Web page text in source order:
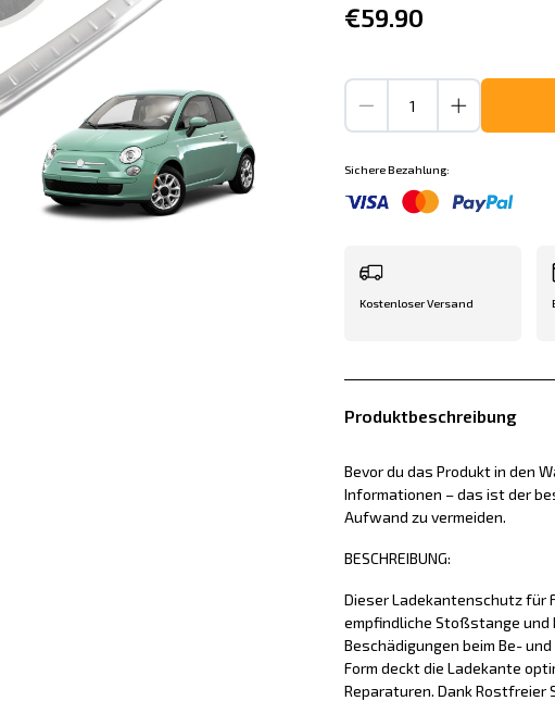
€59.90
Sichere Bezahlung:
Kostenloser Versand
Produktbeschreibung
Bevor du das Produkt in den
Informationen – das ist der
Aufwand zu vermeiden.
BESCHREIBUNG:
Dieser Ladekantenschutz für
empfindliche Stoßstange und
Beschädigungen beim Be-
Form deckt die Ladekante
Reparaturen. Dank Rostfreier